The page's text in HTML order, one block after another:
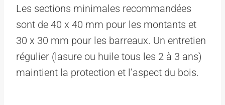
Les sections minimales recommandées
sont de 40 x 40 mm pour les montants et
30 x 30 mm pour les barreaux. Un entretien
régulier (lasure ou huile tous les 2 à 3 ans)
maintient la protection et l’aspect du bois.